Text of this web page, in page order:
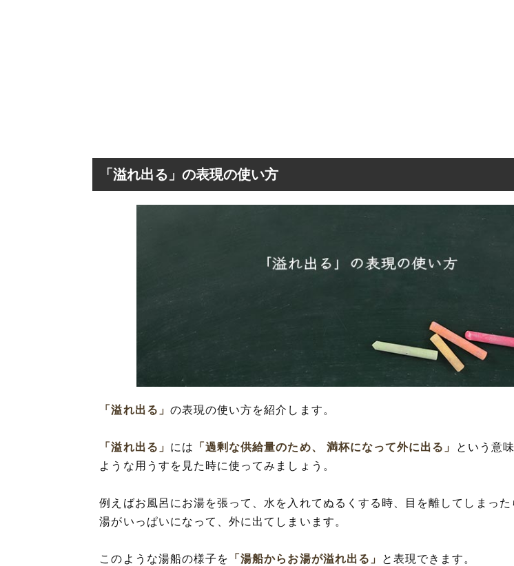
「溢れ出る」の表現の使い方
「溢れ出る」 の表現の使い方を紹介します。
「溢れ出る」 には 「過剰な供給量のため、 満杯になって外に出る」
という意
ような用うすを見た時に使ってみましょう。
例えばお風呂にお湯を張って、水を入れてぬるくする時、目を離してしまった
湯がいっぱいになって、外に出てしまいます。
このような湯船の様子を 「湯船からお湯が溢れ出る」 と表現できます。